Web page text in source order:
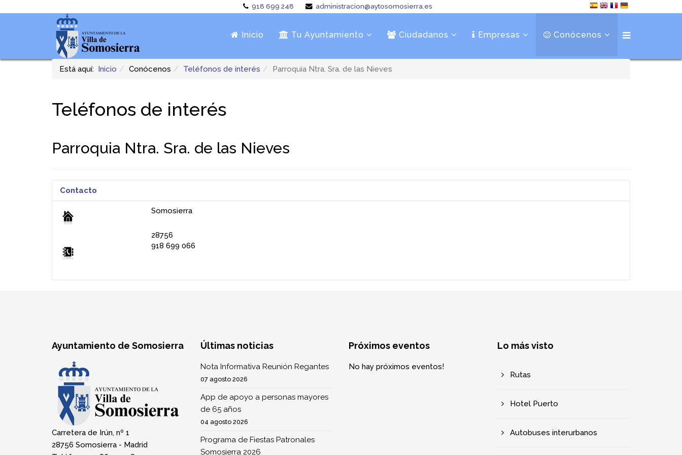
918 699 248 administracion@aytosomosierra.es
Inicio Tu Ayuntamiento Ciudadanos Empresas Conócenos
Está aquí: Inicio Conócenos Teléfonos de interés Parroquia Ntra. Sra. de las Nieves
Teléfonos de interés
Parroquia Ntra. Sra. de las Nieves
Contacto
Somosierra
28756
918 699 066
Ayuntamiento de Somosierra
Carretera de Irún, nº 1
28756 Somosierra - Madrid
Últimas noticias
Nota Informativa Reunión Regantes
07 agosto 2026
App de apoyo a personas mayores
de 65 años
04 agosto 2026
Programa de Fiestas Patronales
Somosierra 2026
Próximos eventos
No hay próximos eventos!
Lo más visto
Rutas
Hotel Puerto
Autobuses interurbanos